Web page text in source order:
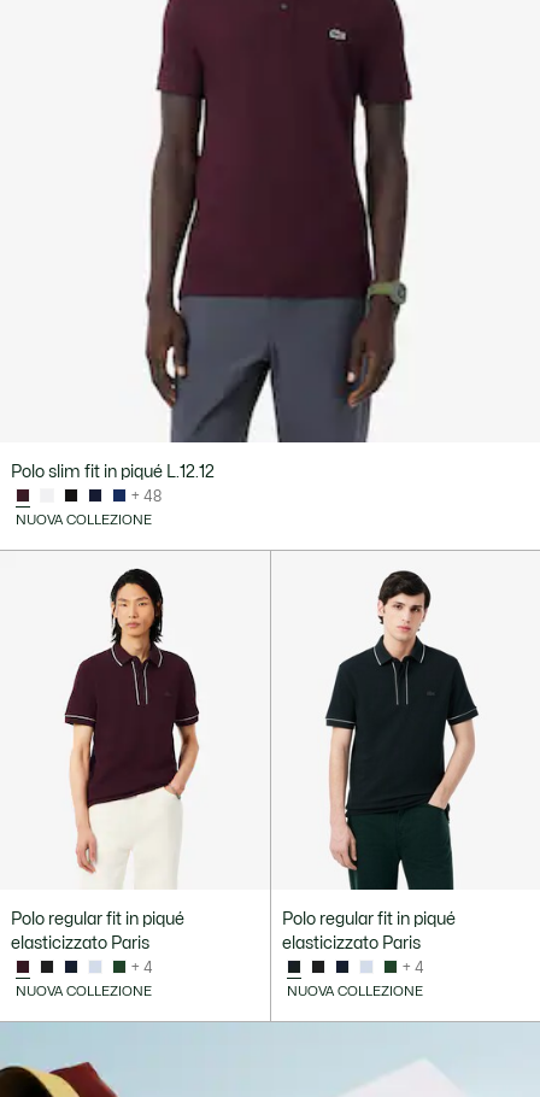
Polo slim fit in piqué L.12.12
+ 48
NUOVA COLLEZIONE
Polo regular fit in piqué
elasticizzato Paris
+ 4
NUOVA COLLEZIONE
Polo regular fit in piqué
elasticizzato Paris
+ 4
NUOVA COLLEZIONE